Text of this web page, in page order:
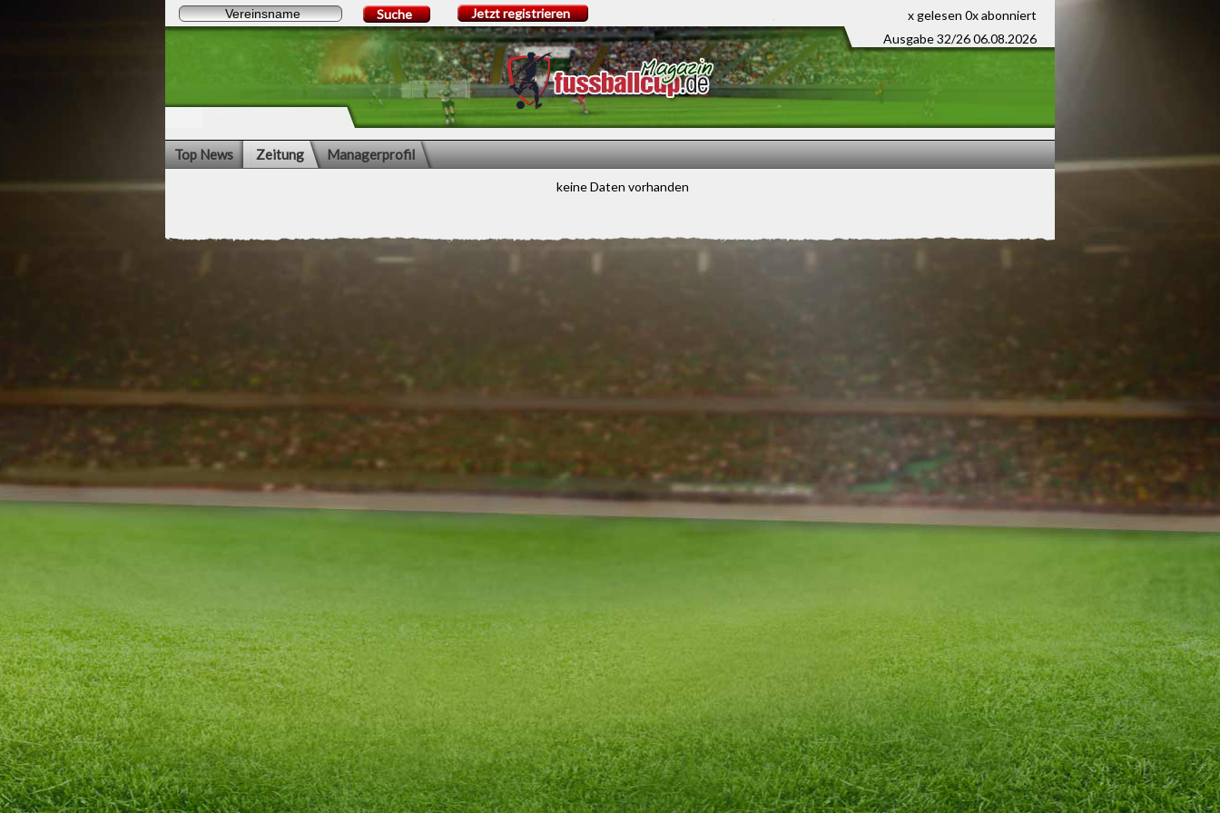
x gelesen 0x abonniert
Ausgabe 32/26 06.08.2026
Suche Jetzt registrieren
Top News Zeitung Managerprofil
keine Daten vorhanden